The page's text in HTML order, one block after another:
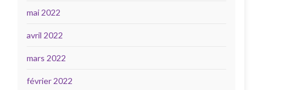
mai 2022
avril 2022
mars 2022
février 2022